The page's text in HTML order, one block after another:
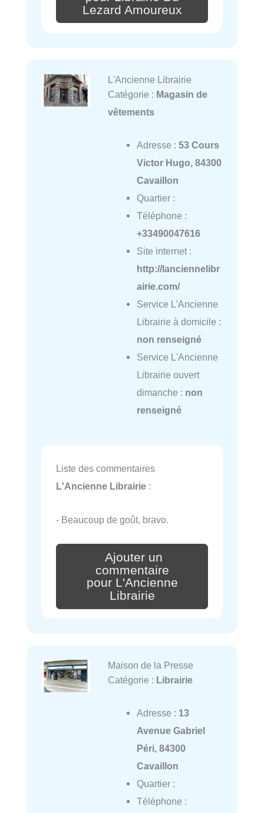
Lezard Amoureux
L'Ancienne Librairie
Catégorie : Magasin de
vêtements
Adresse : 53 Cours
Victor Hugo, 84300
Cavaillon
Quartier :
Téléphone :
+33490047616
Site internet :
http://lanciennelibr
airie.com/
Service L'Ancienne
Librairie à domicile :
non renseigné
Service L'Ancienne
Librairie ouvert
dimanche : non
renseigné
Liste des commentaires
L'Ancienne Librairie :
- Beaucoup de goût, bravo.
Ajouter un
commentaire
pour L'Ancienne
Librairie
Maison de la Presse
Catégorie : Librairie
Adresse : 13
Avenue Gabriel
Péri, 84300
Cavaillon
Quartier :
Téléphone :